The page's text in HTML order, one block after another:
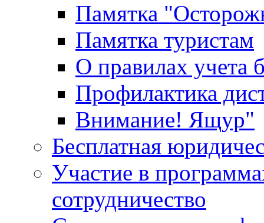
Памятка
Памятка туристам
О правилах учета
Профилактика
Внимание! Ящур"
Бесплатная
Участие в
сотрудничество